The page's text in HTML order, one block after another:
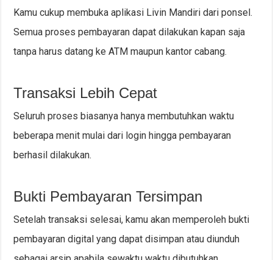
Kamu cukup membuka aplikasi Livin Mandiri dari ponsel.
Semua proses pembayaran dapat dilakukan kapan saja
tanpa harus datang ke ATM maupun kantor cabang.
Transaksi Lebih Cepat
Seluruh proses biasanya hanya membutuhkan waktu
beberapa menit mulai dari login hingga pembayaran
berhasil dilakukan.
Bukti Pembayaran Tersimpan
Setelah transaksi selesai, kamu akan memperoleh bukti
pembayaran digital yang dapat disimpan atau diunduh